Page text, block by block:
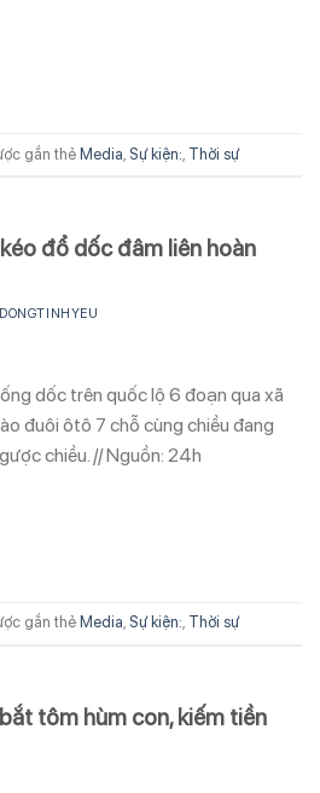
gắn thẻ Media Sự kiện: Thời sự
đổ dốc đâm liên hoàn
dốc trên quốc lộ 6 đoạn qua xã
đuôi ôtô 7 chỗ cùng chiều đang
chiều. // Nguồn: 24h
gắn thẻ Media, Sự kiện:, Thời sự
tôm hùm con, kiếm tiền